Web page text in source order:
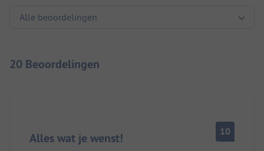
20 Beoordelingen
Alles wat je wenst! 10